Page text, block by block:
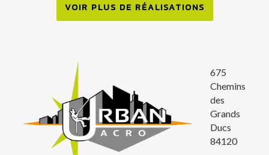
VOIR PLUS DE RÉALISATIONS
675
Chemins
des
Grands
Ducs
84120